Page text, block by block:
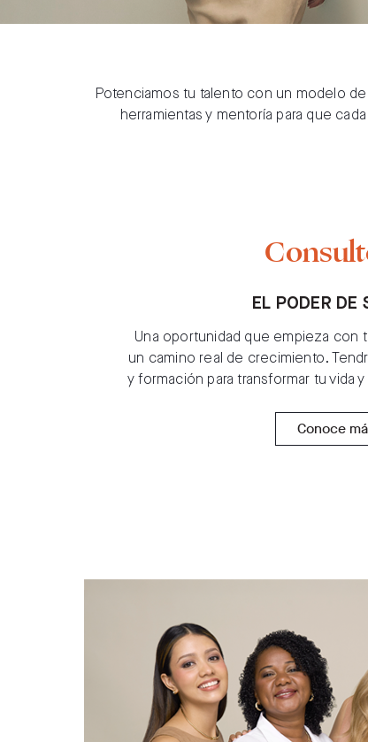
Potenciamos tu talento con un modelo
herramientas y mentoría para que
EL PODER DE
Una oportunidad que empieza con
un camino real de crecimiento.
y formación para transformar tu vida
Conoce